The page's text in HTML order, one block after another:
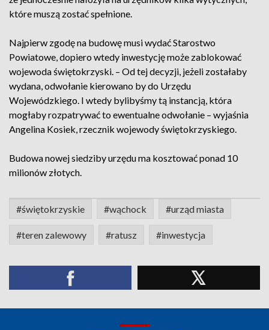
które muszą zostać spełnione.
Najpierw zgodę na budowę musi wydać Starostwo
Powiatowe, dopiero wtedy inwestycję może zablokować
wojewoda świętokrzyski. – Od tej decyzji, jeżeli zostałaby
wydana, odwołanie kierowano by do Urzędu
Wojewódzkiego. I wtedy bylibyśmy tą instancją, która
mogłaby rozpatrywać to ewentualne odwołanie – wyjaśnia
Angelina Kosiek, rzecznik wojewody świętokrzyskiego.
Budowa nowej siedziby urzędu ma kosztować ponad 10
milionów złotych.
#świętokrzyskie #wąchock #urząd miasta
#teren zalewowy #ratusz #inwestycja